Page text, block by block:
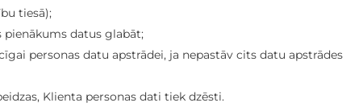
tiesā);
datus glabāt;
personas datu apstrādei, ja nepastāv cits datu apstrādes
Klienta personas dati tiek dzēsti.